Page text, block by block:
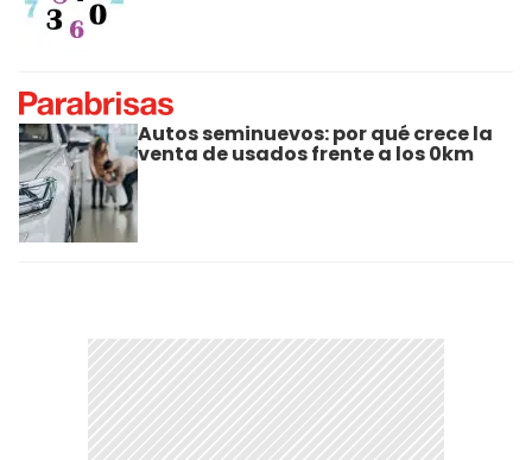
Autos seminuevos: por qué crece la
venta de usados frente a los 0km